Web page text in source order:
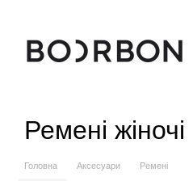
Ремені жіночі
Головна Аксесуари Ремені